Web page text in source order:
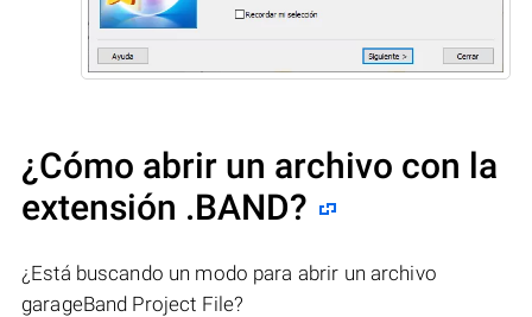
¿Cómo abrir un archivo con la
extensión .BAND?
¿Está buscando un modo para abrir un archivo
garageBand Project File?